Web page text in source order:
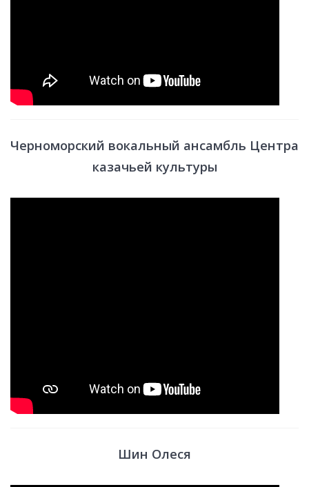
Черноморский вокальный ансамбль Центра
казачьей культуры
Шин Олеся